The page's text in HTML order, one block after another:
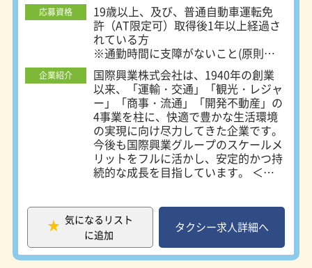
応募資格
19歳以上、及び、普通自動車運転免
許（AT限定可）取得後1年以上経過さ
れている方
※通勤時間に支障がないこと(原則、
公共交通機関を利用して通勤)
◎未経験の方も大歓迎！
企業紹介
国際興業株式会社は、1940年の創業
以来、「運輸・交通」「観光・レジャ
ー」「商事・流通」「開発不動産」の
4事業を柱に、快適で豊かな生活環境
の実現に向け尽力してきた企業です。
今後も国際興業グループのスケールメ
リットをフルに活かし、安定的かつ持
続的な成長を目指しています。 ＜仕
ドするVIPの方々の送迎をお任せしま
す。 「安心・安全・快適」な移動空
間をご提供するために、アクセル・ブ
レーキ・ハンドル捌きなどの運転操作
気になるリスト
に追加
タクシー求人詳細へ